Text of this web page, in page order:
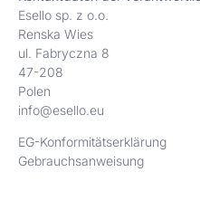
Esello sp. z o.o.
Renska Wies
ul. Fabryczna 8
47-208
Polen
info@esello.eu
EG-Konformitätserklärung
Gebrauchsanweisung